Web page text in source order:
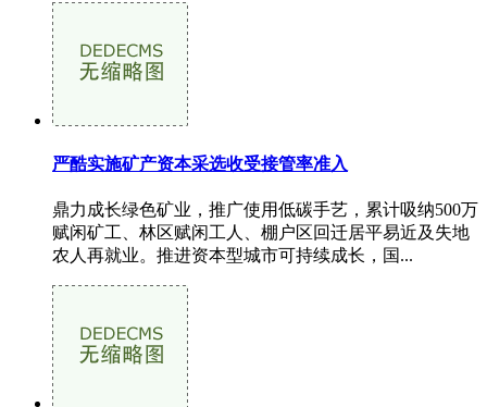
严酷实施矿产资本采选收受接管率准入
鼎力成长绿色矿业，推广使用低碳手艺，累计吸纳500万
赋闲矿工、林区赋闲工人、棚户区回迁居平易近及失地
农人再就业。推进资本型城市可持续成长，国...